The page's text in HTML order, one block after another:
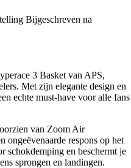
Bijgeschreven na
3 Basket van APS,
Met zijn elegante design en
echte must-have voor alle fans
van Zoom Air
ongeëvenaarde respons op het
schokdemping en beschermt je
sprongen en landingen.